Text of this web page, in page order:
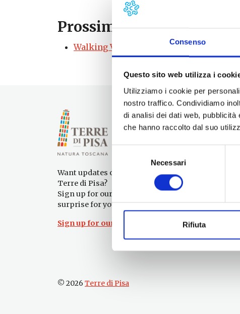
Consenso
Questo sito web utilizza i
Utilizziamo i cookie per
nostro traffico. Condividiamo
di analisi dei dati web,
che hanno raccolto dal suo
consenso
Necessari
Rifiuta
Prossimi eventi
Walking Vecchiano - 03/10/2026 - 04/
Want updates on what to do and see in the
Terre di Pisa?
Sign up for our newsletter! An immediate
surprise for you!
Sign up for our Newsletter!
© 2026 Terre di Pisa